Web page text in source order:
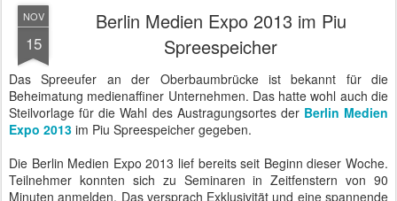
NOV
15
Berlin Medien Expo 2013 im Piu
Spreespeicher
Das Spreeufer an der Oberbaumbrücke ist bekannt für die
Beheimatung medienaffiner Unternehmen. Das hatte wohl auch die
Steilvorlage für die Wahl des Austragungsortes der Berlin Medien
Expo 2013 im Piu Spreespeicher gegeben.
Die Berlin Medien Expo 2013 lief bereits seit Beginn dieser Woche.
Teilnehmer konnten sich zu Seminaren in Zeitfenstern von 90
Minuten anmelden. Das versprach Exklusivität und eine spannende